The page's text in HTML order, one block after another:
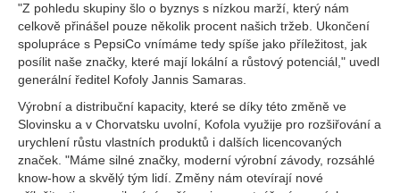
"Z pohledu skupiny šlo o byznys s nízkou marží, který nám
celkově přinášel pouze několik procent našich tržeb. Ukončení
spolupráce s PepsiCo vnímáme tedy spíše jako příležitost, jak
posílit naše značky, které mají lokální a růstový potenciál," uvedl
generální ředitel Kofoly Jannis Samaras.
Výrobní a distribuční kapacity, které se díky této změně ve
Slovinsku a v Chorvatsku uvolní, Kofola využije pro rozšiřování a
urychlení růstu vlastních produktů i dalších licencovaných
značek. "Máme silné značky, moderní výrobní závody, rozsáhlé
know-how a skvělý tým lidí. Změny nám otevírají nové